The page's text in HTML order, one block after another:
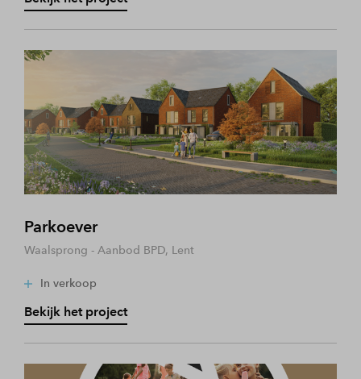
Parkoever
Waalsprong - Aanbod BPD, Lent
In verkoop
Bekijk het project